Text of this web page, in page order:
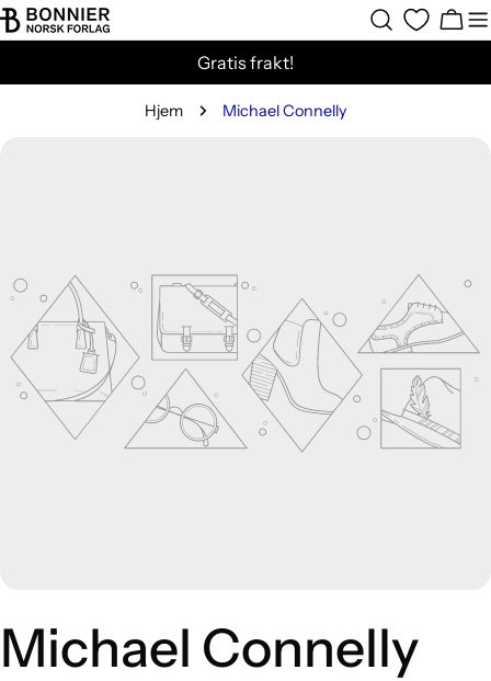
Hopp
til
Gratis frakt!
Hjem Michael Connelly
Michael Connelly